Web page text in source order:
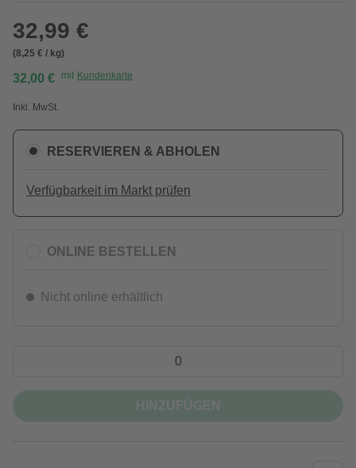
32,99 €
(8,25 € / kg)
32,00 € mit Kundenkarte
Inkl. MwSt.
RESERVIEREN & ABHOLEN
Verfügbarkeit im Markt prüfen
ONLINE BESTELLEN
Nicht online erhältlich